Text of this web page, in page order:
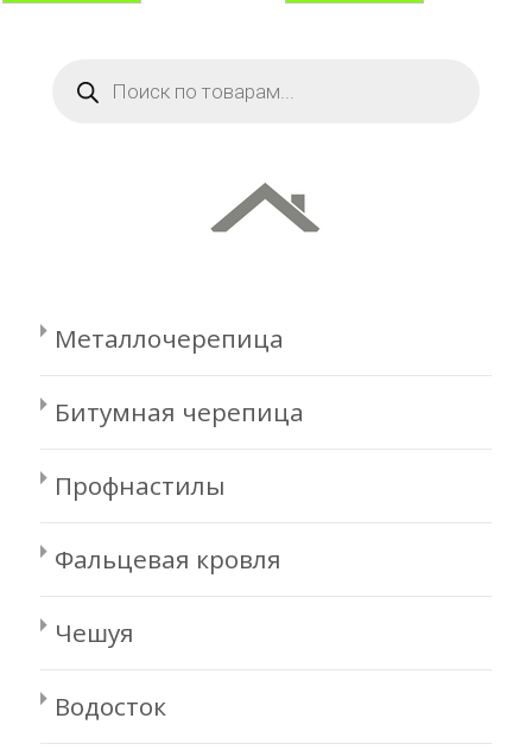
товаров
Металлочерепица
Битумная черепица
Профнастилы
Фальцевая кровля
Чешуя
Водосток